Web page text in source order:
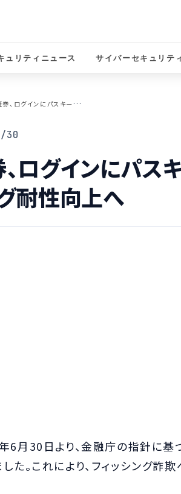
ュリティニュース サイバーセキュリテ
S
iiibo証券、ログインにパスキー認証を必須化 フィッシング耐性向上へ
30
ログインにパス
耐性向上へ
月30日より、金融庁の指針に基
た。これにより、フィッシング詐